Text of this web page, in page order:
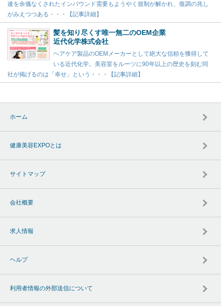
速を余儀なくされたインバウンド需要もようやく規制が解かれ、復調の兆し
がみえつつある・・・【記事詳細】
髪を知り尽くす唯一無二のOEM企業
近代化学株式会社
ヘアケア製品のOEMメーカーとして絶大な信頼を獲得して
いる近代化学。美容室をルーツに90年以上の歴史を刻む同
社が掲げるのは「幸せ」という・・・【記事詳細】
ホーム
健康美容EXPOとは
サイトマップ
会社概要
求人情報
ヘルプ
利用者情報の外部送信について